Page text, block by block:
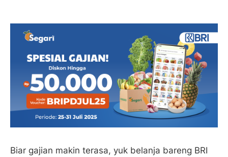
Biar gajian makin terasa, yuk belanja bareng BRI